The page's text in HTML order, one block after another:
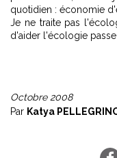
quotidien : économie
Je ne traite pas
d'aider l'écologie
Octobre 2008
Par Katya